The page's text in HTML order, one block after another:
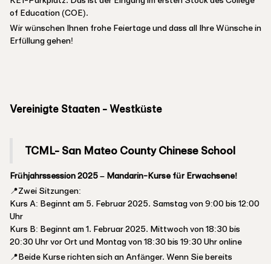
of Education (COE).
Wir wünschen Ihnen frohe Feiertage und dass all Ihre Wünsche in
Erfüllung gehen!
Vereinigte Staaten - Westküste
TCML- San Mateo County Chinese School
Frühjahrssession 2025 – Mandarin-Kurse für Erwachsene!
📍Zwei Sitzungen:
Kurs A: Beginnt am 5. Februar 2025. Samstag von 9:00 bis 12:00
Uhr
Kurs B: Beginnt am 1. Februar 2025. Mittwoch von 18:30 bis
20:30 Uhr vor Ort und Montag von 18:30 bis 19:30 Uhr online
📍Beide Kurse richten sich an Anfänger. Wenn Sie bereits